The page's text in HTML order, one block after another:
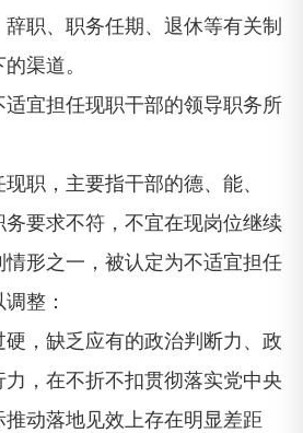
职、职务任期、退休等有关制
渠道。
宜担任现职干部的领导职务所
职，主要指干部的德、能、
要求不符，不宜在现岗位继续
形之一，被认定为不适宜担任
整：
硬，缺乏应有的政治判断力、政
，在不折不扣贯彻落实党中央
动落地见效上存在明显差距